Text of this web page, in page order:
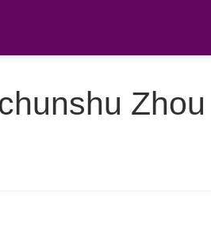
Zhou